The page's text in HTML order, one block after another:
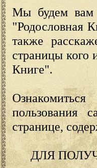
Мы будем вам
"Родословная
также
страницы кого
Книге".
пользования
странице,
ДЛЯ